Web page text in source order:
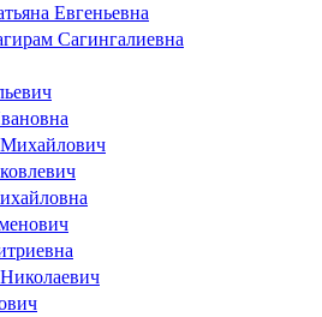
Евгеньевна
Сагингалиевна